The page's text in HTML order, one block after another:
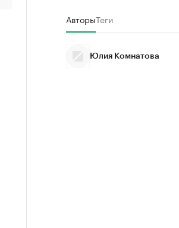
АвторыТеги
Юлия Комнатова